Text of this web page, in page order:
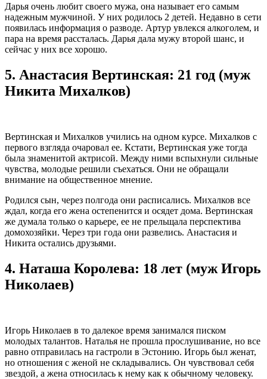
Дарья очень любит своего мужа, она называет его самым
надежным мужчиной. У них родилось 2 детей. Недавно в сети
появилась информация о разводе. Артур увлекся алкоголем, и
пара на время рассталась. Дарья дала мужу второй шанс, и
сейчас у них все хорошо.
5. Анастасия Вертинская: 21 год (муж
Никита Михалков)
Вертинская и Михалков учились на одном курсе. Михалков с
первого взгляда очаровал ее. Кстати, Вертинская уже тогда
была знаменитой актрисой. Между ними вспыхнули сильные
чувства, молодые решили съехаться. Они не обращали
внимание на общественное мнение.
Родился сын, через полгода они расписались. Михалков все
ждал, когда его жена остепенится и осядет дома. Вертинская
же думала только о карьере, ее не прельщала перспектива
домохозяйки. Через три года они развелись. Анастасия и
Никита остались друзьями.
4. Наташа Королева: 18 лет (муж Игорь
Николаев)
Игорь Николаев в то далекое время занимался писком
молодых талантов. Наталья не прошла прослушивание, но все
равно отправилась на гастроли в Эстонию. Игорь был женат,
но отношения с женой не складывались. Он чувствовал себя
звездой, а жена относилась к нему как к обычному человеку.